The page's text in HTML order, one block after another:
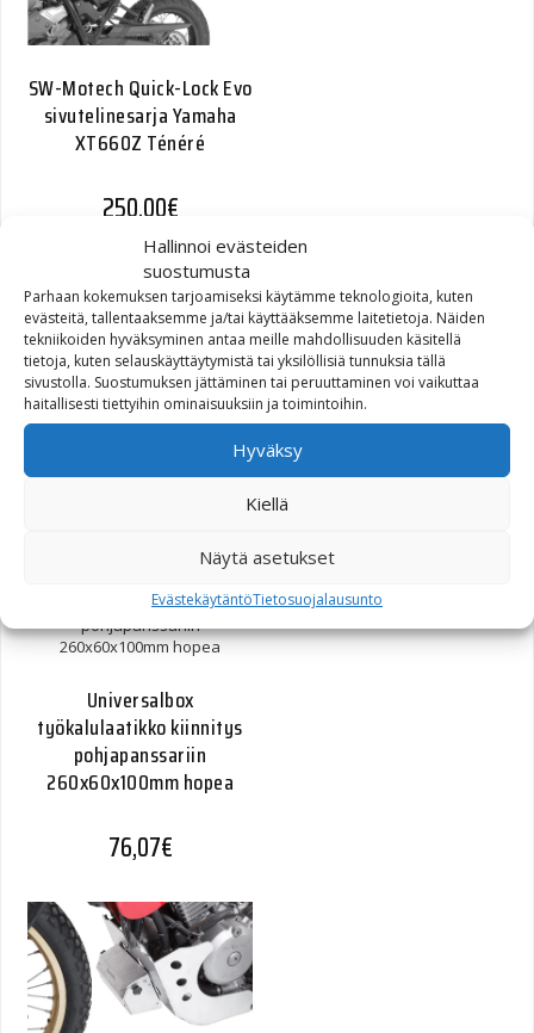
Hallinnoi evästeiden
suostumusta
Parhaan kokemuksen tarjoamiseksi käytämme teknologioita, kuten
evästeitä, tallentaaksemme ja/tai käyttääksemme laitetietoja. Näiden
tekniikoiden hyväksyminen antaa meille mahdollisuuden käsitellä
tietoja, kuten selauskäyttäytymistä tai yksilöllisiä tunnuksia tällä
sivustolla. Suostumuksen jättäminen tai peruuttaminen voi vaikuttaa
haitallisesti tiettyihin ominaisuuksiin ja toimintoihin.
Hyväksy
Kiellä
Näytä asetukset
EvästekäytäntöTietosuojalausunto
SW-Motech Quick-Lock Evo
sivutelinesarja Yamaha
XT660Z Ténéré
250,00€
SW-Motech Quick-Lock Evo
sivutelinesarja BMW
R1200GS/R1200GS
Universalbox
työkalulaatikko kiinnitys
pohjapanssariin
260x60x100mm hopea
76,07€